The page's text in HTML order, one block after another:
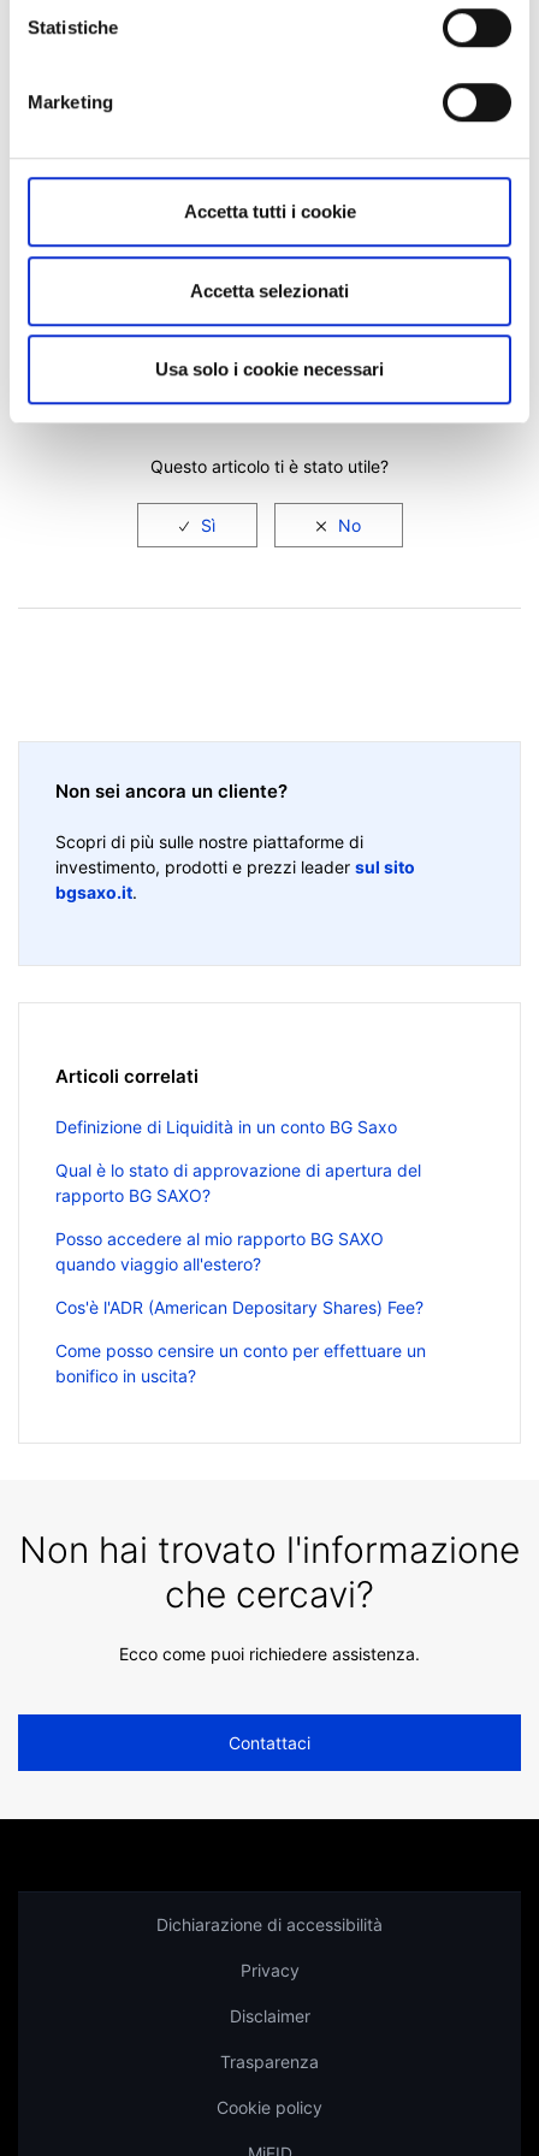
Statistiche
Marketing
Accetta tutti i cookie
Accetta selezionati
Usa solo i cookie necessari
No. Qualora non si potesse o non si volesse usufruire del
Trading Bonus entro la data di scadenza, in quanto non si
dell’intero utilizzo del Trading Bonus, non si avrà diritto ad
alcuna somma di denaro in quanto il definito Trading Bonus non
FacebookLinkedIn
Questo articolo ti è stato utile?
Non sei ancora un cliente?
Scopri di più sulle nostre piattaforme di
investimento, prodotti e prezzi leader sul sito
bgsaxo.it.
Articoli correlati
Definizione di Liquidità in un conto BG Saxo
Qual è lo stato di approvazione di apertura del
rapporto BG SAXO?
Posso accedere al mio rapporto BG SAXO
quando viaggio all'estero?
Cos'è l'ADR (American Depositary Shares) Fee?
Come posso censire un conto per effettuare un
bonifico in uscita?
Non hai trovato l'informazione
che cercavi?
Ecco come puoi richiedere assistenza.
Contattaci
Dichiarazione di accessibilità
Privacy
Disclaimer
Trasparenza
Cookie policy